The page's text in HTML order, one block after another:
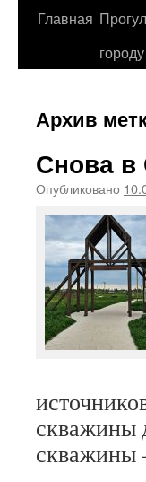
Перейти
Главная
городу
Архив
Снова в
Опубликовано
скважины
скважины